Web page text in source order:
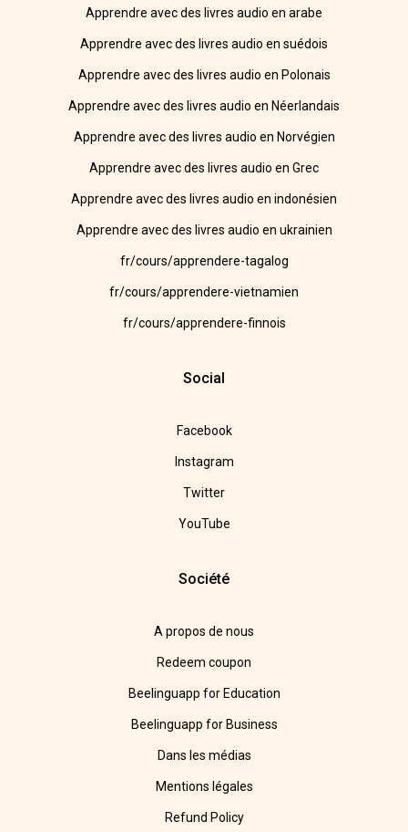
Apprendre avec des livres audio en arabe
Apprendre avec des livres audio en suédois
Apprendre avec des livres audio en Polonais
Apprendre avec des livres audio en Néerlandais
Apprendre avec des livres audio en Norvégien
Apprendre avec des livres audio en Grec
Apprendre avec des livres audio en indonésien
Apprendre avec des livres audio en ukrainien
fr/cours/apprendere-tagalog
fr/cours/apprendere-vietnamien
fr/cours/apprendere-finnois
Social
Facebook
Instagram
Twitter
YouTube
Société
A propos de nous
Redeem coupon
Beelinguapp for Education
Beelinguapp for Business
Dans les médias
Mentions légales
Refund Policy